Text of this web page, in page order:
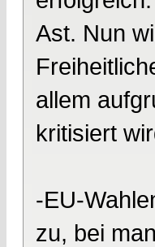
Ast. Nun
allem
kritisiert
-EU-
zu, bei